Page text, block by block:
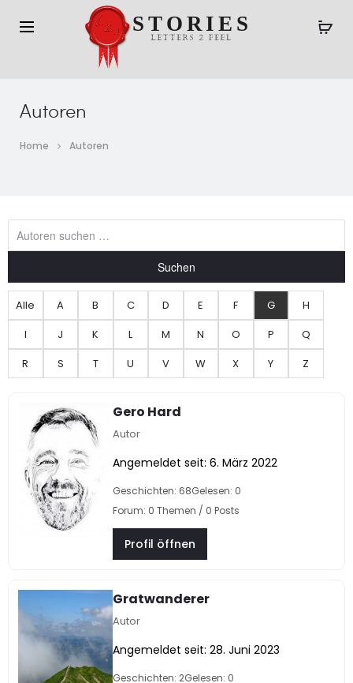
Autoren
Home Autoren
Suchen
Alle A B C D E F G
H
I
J K L M N O P
Q
R
S T U V W X Y Z
Gero Hard
Autor
Angemeldet seit: 6. März 2022
Geschichten: 68Gelesen: 0
Forum: 0 Themen / 0 Posts
Profil öffnen
Gratwanderer
Autor
Angemeldet seit: 28. Juni 2023
Geschichten: 2Gelesen: 0